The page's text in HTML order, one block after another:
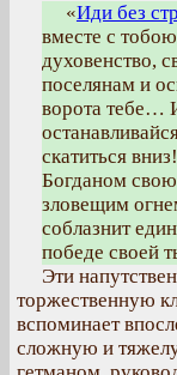
«Иди без
вместе с
духовенство,
поселянам и
ворота тебе…
скатиться
Богданом свою
зловещим
соблазнит
победе своей
Эти
торжественную
вспоминает
сложную и